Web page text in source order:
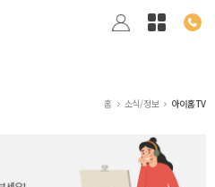
홈 소식/정보 아이홈TV